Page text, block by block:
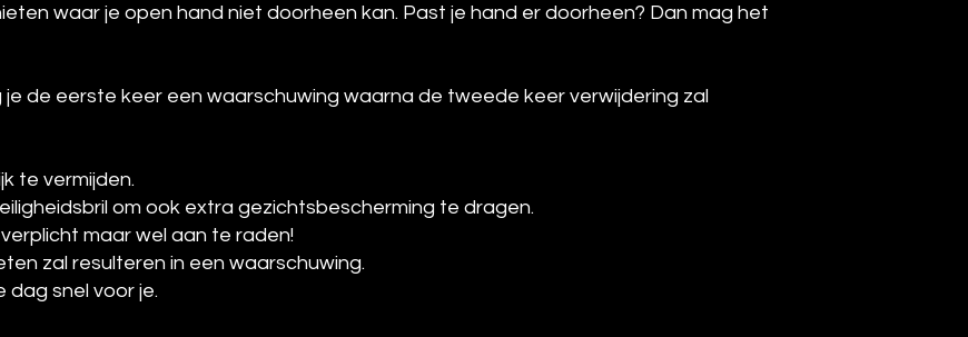
waar je open hand niet doorheen kan. Past je hand er doorheen? Dan mag het
je de eerste keer een waarschuwing waarna de tweede keer verwijdering zal
te vermijden.
om ook extra gezichtsbescherming te dragen.
maar wel aan te raden!
zal resulteren in een waarschuwing.
snel voor je.